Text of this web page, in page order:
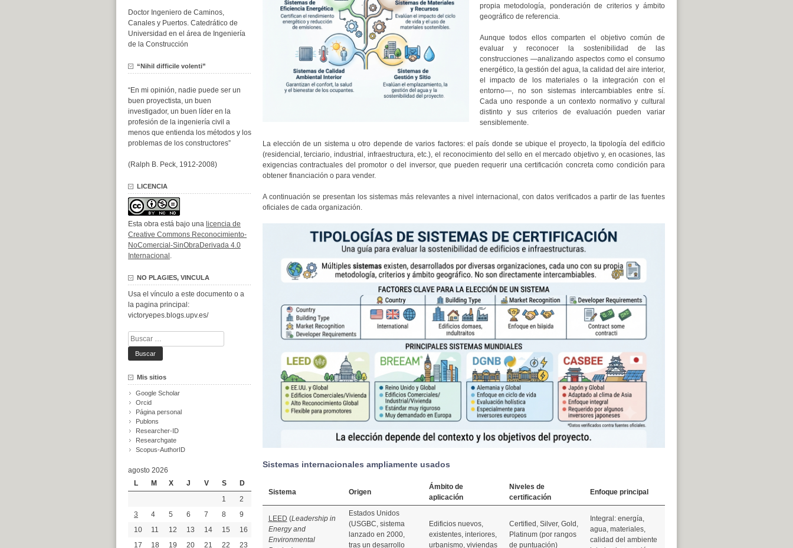
propia metodología, ponderación de criterios y ámbito
geográfico de referencia.
Aunque todos ellos comparten el objetivo común de
evaluar y reconocer la sostenibilidad de las
construcciones —analizando aspectos como el consumo
energético, la gestión del agua, la calidad del aire interior,
el impacto de los materiales o la integración con el
entorno—, no son sistemas intercambiables entre sí.
Cada uno responde a un contexto normativo y cultural
distinto y sus criterios de evaluación pueden variar
sensiblemente.
La elección de un sistema u otro depende de varios factores: el país donde se ubique el proyecto, la tipología del edificio
(residencial, terciario, industrial, infraestructura, etc.), el reconocimiento del sello en el mercado objetivo y, en ocasiones, las
exigencias contractuales del promotor o del inversor, que pueden requerir una certificación concreta como condición para
obtener financiación o para vender.
A continuación se presentan los sistemas más relevantes a nivel internacional, con datos verificados a partir de las fuentes
oficiales de cada organización.
Sistemas internacionales ampliamente usados
Sistema Origen
Ámbito de
aplicación
Niveles de
certificación
Enfoque principal
LEED (Leadership in
Energy and
Environmental
Estados Unidos
(USGBC, sistema
lanzado en 2000,
tras un desarrollo
Edificios nuevos,
existentes, interiores,
urbanismo, viviendas
Certified, Silver, Gold,
Platinum (por rangos
de puntuación)
Integral: energía,
agua, materiales,
calidad del ambiente
Doctor Ingeniero de Caminos,
Canales y Puertos. Catedrático de
Universidad en el área de Ingeniería
de la Construcción
“Nihil difficile volenti”
“En mi opinión, nadie puede ser un
buen proyectista, un buen
investigador, un buen líder en la
profesión de la ingeniería civil a
menos que entienda los métodos y los
problemas de los constructores”
(Ralph B. Peck, 1912-2008)
LICENCIA
Esta obra está bajo una licencia de
Creative Commons Reconocimiento-
NoComercial-SinObraDerivada 4.0
Internacional .
NO PLAGIES, VINCULA
Usa el vínculo a este documento o a
la pagina principal:
victoryepes.blogs.upv.es/
Buscar:
Mis sitios
Google Scholar
Orcid
Página personal
Publons
Researcher-ID
Researchgate
Scopus-AuthorID
agosto 2026
L
M X J V S
D
1
2
3
4 5 6 7 8
9
10
11 12 13 14 15
16
17
18 19 20 21 22
23